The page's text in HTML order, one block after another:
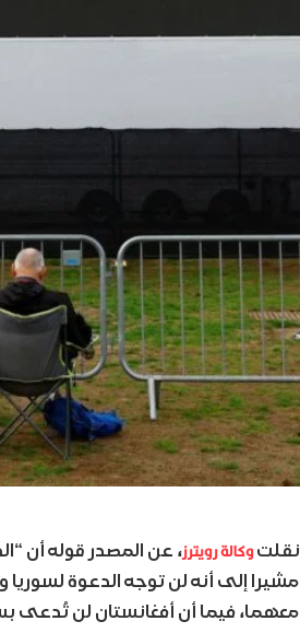
نقلتوكالة رويترز، عن المصدر قوله أن
مشيرا إلى أنه لن توجه الدعوة لسوريا
معهما، فيما أن أفغانستان لن تُدعى